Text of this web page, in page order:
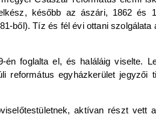
később az ászári, 1862 és
ből). Tíz és fél évi ottani
foglalta el, és haláláig viselte.
református egyházkerület jegyzői
aktívan részt vett